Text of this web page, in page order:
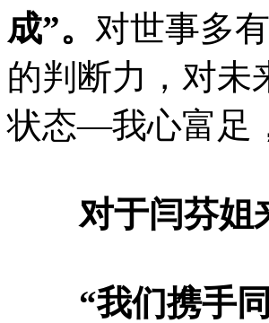
成”。 对世事多
的判断力，对未
状态—我心富足
对于闫芬姐来
“我们携手同